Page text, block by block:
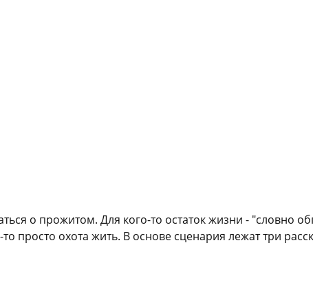
о прожитом. Для кого-то остаток жизни - "словно
просто охота жить. В основе сценария лежат три